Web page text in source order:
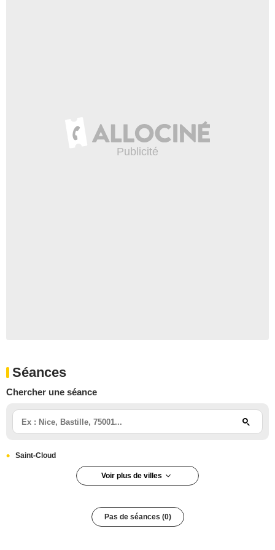
Séances
Chercher une séance
Saint-Cloud
Voir plus de villes
Pas de séances (0)